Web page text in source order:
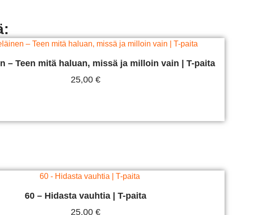
– Teen mitä haluan, missä ja milloin vain | T-paita
25,00 €
60 – Hidasta vauhtia | T-paita
25,00 €